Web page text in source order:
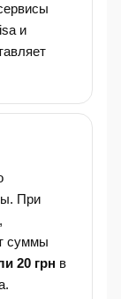
и
При
суммы
20 грн в